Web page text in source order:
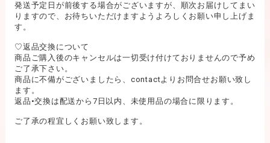
発送予定日が前後する場合がございますが、順次お届けしてまい
りますので、お待ちいただけますようよろしくお願い申し上げま
す。
♡返品交換について
商品ご購入後のキャンセルは一切受け付けておりませんので予め
ご了承下さい。
商品に不備がございましたら、contactよりお問合せお願い致し
ます。
返品•交換は配送から7日以内、未使用品の場合に限ります。
ご了承の程宜しくお願い致します。